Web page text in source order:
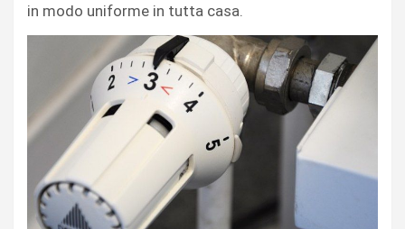
in modo uniforme in tutta casa.